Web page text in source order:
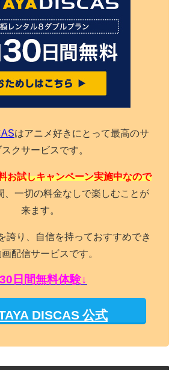
はアニメ好きにとって最高のサ
スクサービスです。
お試しキャンペーン実施中なので
、一切の料金なしで楽しむことが
来ます。
誇り、自信を持っておすすめでき
画配信サービスです。
日間無料体験↓
DISCAS 公式